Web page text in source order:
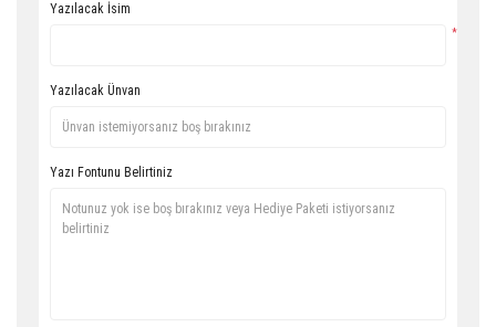
Yazılacak İsim
*
Yazılacak Ünvan
Yazı Fontunu Belirtiniz